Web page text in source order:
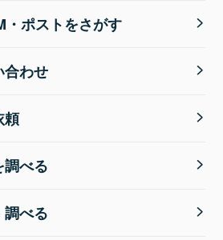
・ポストをさがす
合わせ
頼
調べる
べる